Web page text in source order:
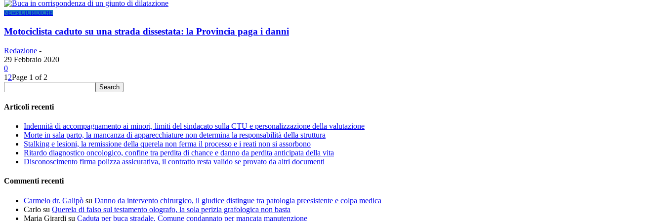
NEWS GIURIDICHE
Motociclista caduto su una strada dissestata: la Provincia paga i danni
Redazione -
29 Febbraio 2020
0
1 2Page 1 of 2
Articoli recenti
Indennità di accompagnamento ai minori, limiti del sindacato sulla CTU e personalizzazione della valutazione
Morte in sala parto, la mancanza di apparecchiature non determina la responsabilità della struttura
Stalking e lesioni, la remissione della querela non ferma il processo e i reati non si assorbono
Ritardo diagnostico oncologico, confine tra perdita di chance e danno da perdita anticipata della vita
Disconoscimento firma polizza assicurativa, il contratto resta valido se provato da altri documenti
Commenti recenti
Carmelo dr. Galipò su Danno da intervento chirurgico, il giudice distingue tra patologia preesistente e colpa medica
Carlo su Querela di falso sul testamento olografo, la sola perizia grafologica non basta
Maria Girardi su Caduta per buca stradale, Comune condannato per mancata manutenzione